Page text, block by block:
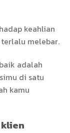
keahlian
melebar.
adalah
di satu
kamu
klien